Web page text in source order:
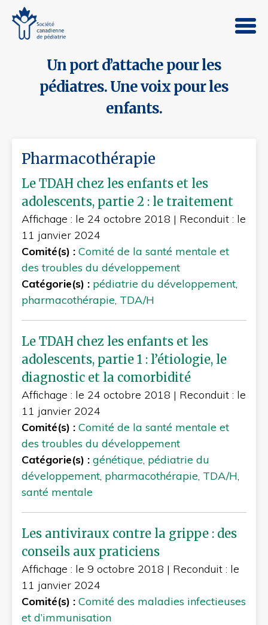
Un port d’attache pour les
pédiatres. Une voix pour les
enfants.
Pharmacothérapie
Le TDAH chez les enfants et les
adolescents, partie 2 : le traitement
Affichage : le 24 octobre 2018 | Reconduit : le
11 janvier 2024
Comité(s) : Comité de la santé mentale et
des troubles du développement
Catégorie(s) : pédiatrie du développement,
pharmacothérapie, TDA/H
Le TDAH chez les enfants et les
adolescents, partie 1 : l’étiologie, le
diagnostic et la comorbidité
Affichage : le 24 octobre 2018 | Reconduit : le
11 janvier 2024
Comité(s) : Comité de la santé mentale et
des troubles du développement
Catégorie(s) : génétique, pédiatrie du
développement, pharmacothérapie, TDA/H,
santé mentale
Les antiviraux contre la grippe : des
conseils aux praticiens
Affichage : le 9 octobre 2018 | Reconduit : le
11 janvier 2024
Comité(s) : Comité des maladies infectieuses
et d’immunisation